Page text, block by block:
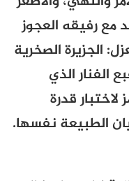
مع رفيقه العجوز
الجزيرة الصخرية
الفنار الذي
قدرة
الطبيعة نفسها.